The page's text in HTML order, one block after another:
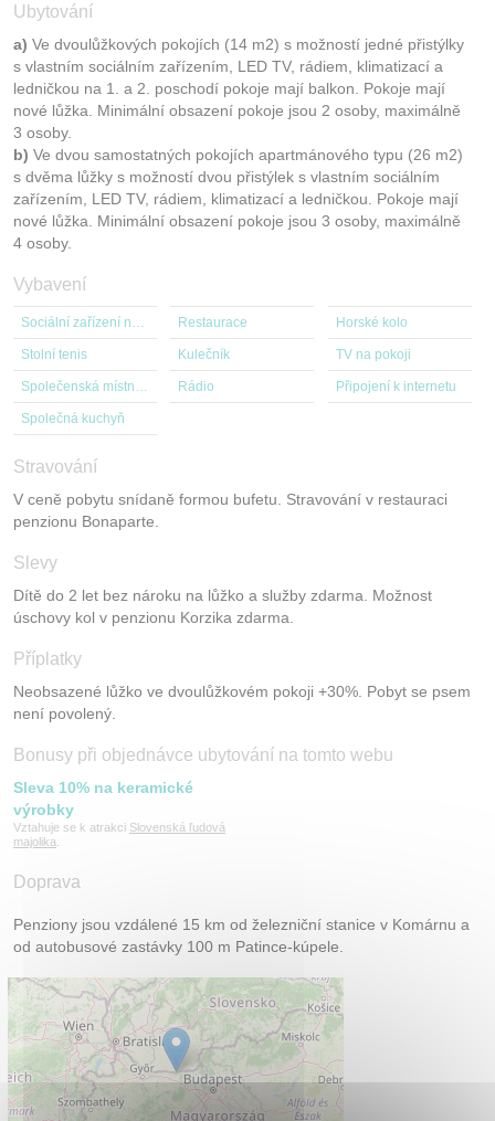
Ubytování
a) Ve dvoulůžkových pokojích (14 m2) s možností jedné přistýlky
s vlastním sociálním zařízením, LED TV, rádiem, klimatizací a
ledničkou na 1. a 2. poschodí pokoje mají balkon. Pokoje mají
nové lůžka. Minimální obsazení pokoje jsou 2 osoby, maximálně
3 osoby.
b) Ve dvou samostatných pokojích apartmánového typu (26 m2)
s dvěma lůžky s možností dvou přistýlek s vlastním sociálním
zařízením, LED TV, rádiem, klimatizací a ledničkou. Pokoje mají
nové lůžka. Minimální obsazení pokoje jsou 3 osoby, maximálně
4 osoby.
Vybavení
Sociální zařízení na pokoji Restaurace Horské kolo
Stolní tenis Kulečník TV na pokoji
Společenská místnost s TV Rádio Připojení k internetu
Společná kuchyň
Stravování
V ceně pobytu snídaně formou bufetu. Stravování v restauraci
penzionu Bonaparte.
Slevy
Dítě do 2 let bez nároku na lůžko a služby zdarma. Možnost
úschovy kol v penzionu Korzika zdarma.
Příplatky
Neobsazené lůžko ve dvoulůžkovém pokoji +30%. Pobyt se psem
není povolený.
Bonusy při objednávce ubytování na tomto webu
Sleva 10% na keramické
výrobky
Vztahuje se k atrakci Slovenská ľudová
majolika
Doprava
Penziony jsou vzdálené 15 km od železniční stanice v Komárnu a
od autobusové zastávky 100 m Patince-kúpele.